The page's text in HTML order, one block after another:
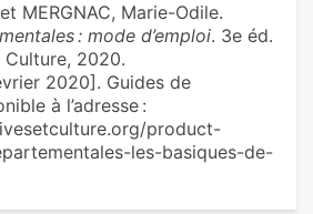
MERGNAC, Marie-Odile.
: mode d’emploi. 3e éd.
Culture, 2020.
2020]. Guides de
à l’adresse :
product-
les-basiques-de-